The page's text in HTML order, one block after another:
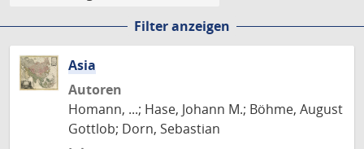
Filter anzeigen
Asia
Autoren
Homann, ...; Hase, Johann M.; Böhme, August
Gottlob; Dorn, Sebastian